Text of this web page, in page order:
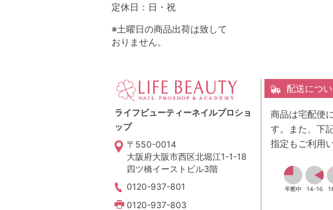
定休日：日・祝
※土曜日の商品出荷は致して
おりません。
ライフビューティーネイルプロショ
ップ
〒550-0014
大阪府大阪市西区北堀江1-1-18
四ツ橋イーストビル3階
0120-937-801
0120-937-803
配送につ
商品は宅配便
す。また、下
指定もご利用